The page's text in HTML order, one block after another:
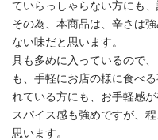
ていらっしゃらない方にも
その為、本商品は、辛さは
ない味だと思います。
具も多めに入っているので
も、手軽にお店の様に食べ
れている方にも、お手軽感が
スパイス感も強めですが、
思います。